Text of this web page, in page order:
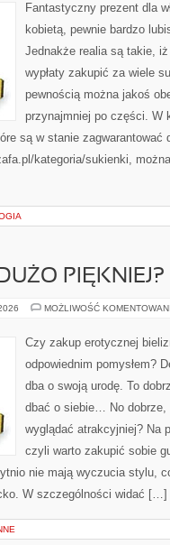
Fantastyczny prezent dla
kobietą, pewnie bardzo
Jednakże realia są takie,
wypłaty zakupić za wiele
pewnością można jakoś
przynajmniej po części. W
są w stanie zagwarantować
kategoria/sukienki,
PIĘKNIEJ?
MOŻLIWOŚĆ
Czy zakup erotycznej
odpowiednim pomysłem?
dba o swoją urodę. To
dbać o siebie… No
wyglądać atrakcyjniej? Na
czyli warto zakupić sobie
nie mają wyczucia stylu,
W szczególności widać […]